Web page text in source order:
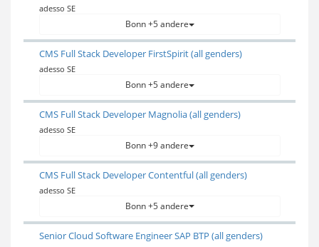
adesso SE
Bonn +5 andere
CMS Full Stack Developer FirstSpirit (all genders)
adesso SE
Bonn +5 andere
CMS Full Stack Developer Magnolia (all genders)
adesso SE
Bonn +9 andere
CMS Full Stack Developer Contentful (all genders)
adesso SE
Bonn +5 andere
Senior Cloud Software Engineer SAP BTP (all genders)